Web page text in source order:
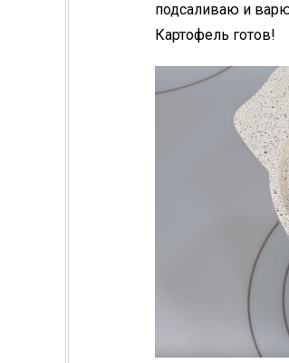
подсаливаю и
Картофель готов!